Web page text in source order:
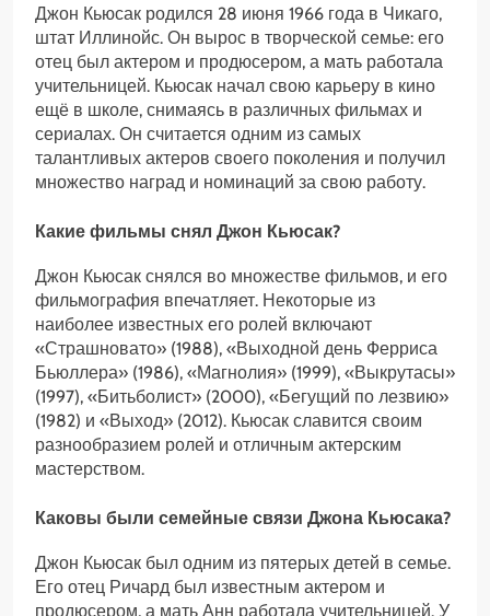
Джон Кьюсак родился 28 июня 1966 года в Чикаго,
штат Иллинойс. Он вырос в творческой семье: его
отец был актером и продюсером, а мать работала
учительницей. Кьюсак начал свою карьеру в кино
ещё в школе, снимаясь в различных фильмах и
сериалах. Он считается одним из самых
талантливых актеров своего поколения и получил
множество наград и номинаций за свою работу.
Какие фильмы снял Джон Кьюсак?
Джон Кьюсак снялся во множестве фильмов, и его
фильмография впечатляет. Некоторые из
наиболее известных его ролей включают
«Страшновато» (1988), «Выходной день Ферриса
Бьюллера» (1986), «Магнолия» (1999), «Выкрутасы»
(1997), «Битьболист» (2000), «Бегущий по лезвию»
(1982) и «Выход» (2012). Кьюсак славится своим
разнообразием ролей и отличным актерским
мастерством.
Каковы были семейные связи Джона Кьюсака?
Джон Кьюсак был одним из пятерых детей в семье.
Его отец Ричард был известным актером и
продюсером, а мать Анн работала учительницей. У